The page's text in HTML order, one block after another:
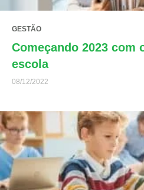
GESTÃO
Começando 2023 com
escola
08/12/2022